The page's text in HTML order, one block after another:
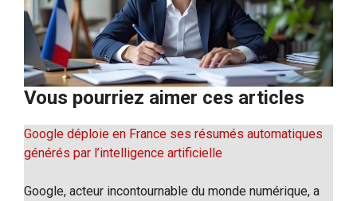
Vous pourriez aimer ces articles
Google déploie en France ses résumés automatiques
générés par l’intelligence artificielle
Google, acteur incontournable du monde numérique, a